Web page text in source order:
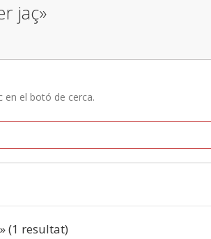
jaç»
en el botó de cerca.
» (1 resultat)